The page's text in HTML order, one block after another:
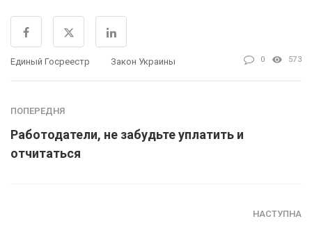
Единый Госреестр Закон Украины 0 573
ПОПЕРЕДНЯ
Работодатели, не забудьте уплатить и
отчитаться
НАСТУПНА